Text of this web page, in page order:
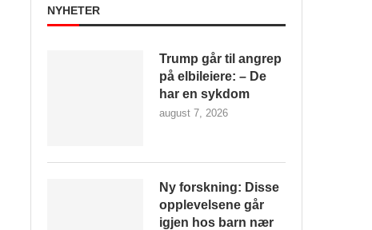
NYHETER
Trump går til angrep
på elbileiere: – De
har en sykdom
august 7, 2026
Ny forskning: Disse
opplevelsene går
igjen hos barn nær